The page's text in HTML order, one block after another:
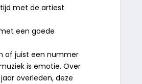
met de artiest
een goede
of juist een nummer
is emotie. Over
overleden, deze